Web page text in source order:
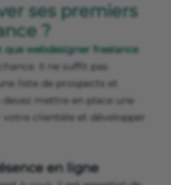
ses premiers
?
que webdesigner freelance
Il ne suffit pas
liste de prospects et
mettre en place une
clientèle et développer
en ligne